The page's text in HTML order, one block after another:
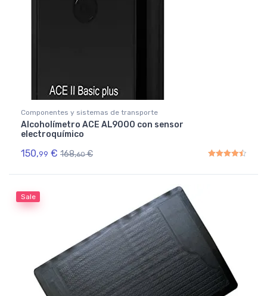
Componentes y sistemas de transporte
Alcoholímetro ACE AL9000 con sensor
electroquímico
150,99 € 168,60 €
Sale